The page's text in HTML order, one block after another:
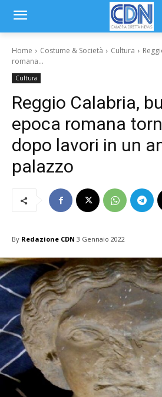
Home Costume & Società Cultura
romana...
Cultura
Reggio Calabria,
epoca romana
dopo lavori in un
palazzo
By Redazione CDN 3 Gennaio 2022